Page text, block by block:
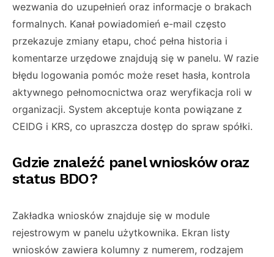
wezwania do uzupełnień oraz informacje o brakach
formalnych. Kanał powiadomień e-mail często
przekazuje zmiany etapu, choć pełna historia i
komentarze urzędowe znajdują się w panelu. W razie
błędu logowania pomóc może reset hasła, kontrola
aktywnego pełnomocnictwa oraz weryfikacja roli w
organizacji. System akceptuje konta powiązane z
CEIDG i KRS, co upraszcza dostęp do spraw spółki.
Gdzie znaleźć panel wniosków oraz
status BDO?
Zakładka wniosków znajduje się w module
rejestrowym w panelu użytkownika. Ekran listy
wniosków zawiera kolumny z numerem, rodzajem